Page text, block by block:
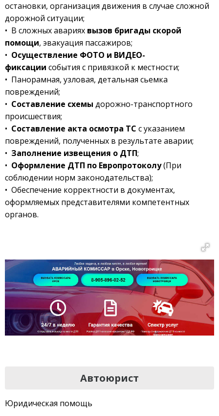
остановки, организация движения в случае сложной
дорожной ситуации;
• В сложных авариях вызов бригады скорой
помощи, эвакуация пассажиров;
• Осуществление ФОТО и ВИДЕО-
фиксации события с привязкой к местности;
• Панорамная, узловая, детальная сьемка
повреждений;
• Составление схемы дорожно-транспортного
происшествия;
• Составление акта осмотра ТС с указанием
повреждений, полученных в результате аварии;
• Заполнение извещения о ДТП;
• Оформление ДТП по Европротоколу(При
соблюдении норм законодательства);
• Обеспечение корректности в документах,
оформляемых представителями компетентных
органов.
Автоюрист
Юридическая помощь